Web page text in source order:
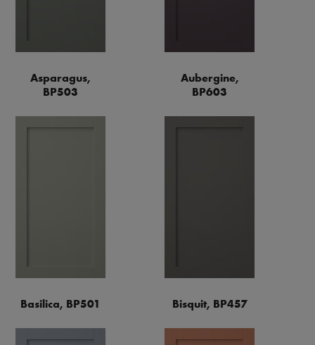
Asparagus,
BP503
Aubergine,
BP603
Basilica, BP501 Bisquit, BP457